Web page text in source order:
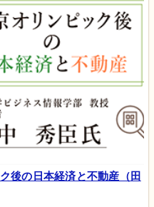
後の日本経済と不動産（田